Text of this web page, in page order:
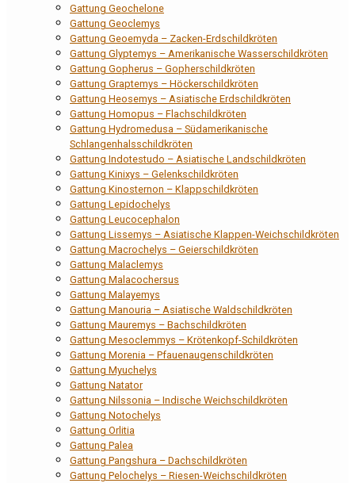
Gattung Geochelone
Gattung Geoclemys
Gattung Geoemyda – Zacken-Erdschildkröten
Gattung Glyptemys – Amerikanische Wasserschildkröten
Gattung Gopherus – Gopherschildkröten
Gattung Graptemys – Höckerschildkröten
Gattung Heosemys – Asiatische Erdschildkröten
Gattung Homopus – Flachschildkröten
Gattung Hydromedusa – Südamerikanische
Schlangenhalsschildkröten
Gattung Indotestudo – Asiatische Landschildkröten
Gattung Kinixys – Gelenkschildkröten
Gattung Kinosternon – Klappschildkröten
Gattung Lepidochelys
Gattung Leucocephalon
Gattung Lissemys – Asiatische Klappen-Weichschildkröten
Gattung Macrochelys – Geierschildkröten
Gattung Malaclemys
Gattung Malacochersus
Gattung Malayemys
Gattung Manouria – Asiatische Waldschildkröten
Gattung Mauremys – Bachschildkröten
Gattung Mesoclemmys – Krötenkopf-Schildkröten
Gattung Morenia – Pfauenaugenschildkröten
Gattung Myuchelys
Gattung Natator
Gattung Nilssonia – Indische Weichschildkröten
Gattung Notochelys
Gattung Orlitia
Gattung Palea
Gattung Pangshura – Dachschildkröten
Gattung Pelochelys – Riesen-Weichschildkröten